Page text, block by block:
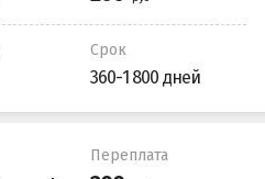
Срок
360-1 800 дней
Переплата